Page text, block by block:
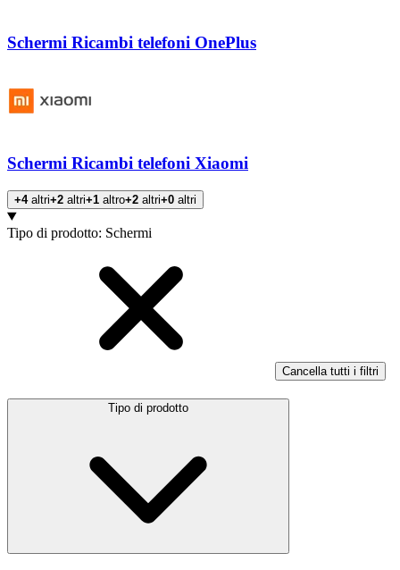
Schermi Ricambi telefoni OnePlus
Schermi Ricambi telefoni Xiaomi
+4altri+2 altri+1 altro+2 altri+0 altri
Prodotti
Tipo di prodotto: Schermi
Cancella tutti i filtri
Tipo di prodotto